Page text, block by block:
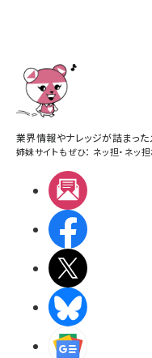
業界情報やナレッジが詰まった
姉妹サイトもぜひ： ネッ担・ ネッ